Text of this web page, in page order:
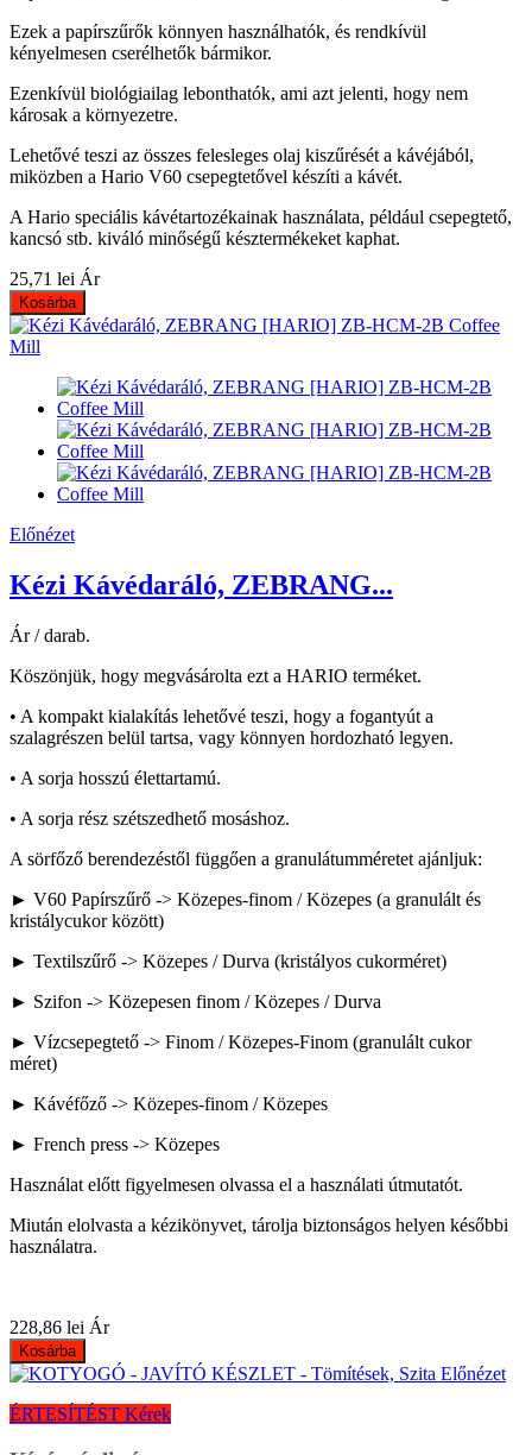
Ezek a papírszűrők könnyen használhatók, és rendkívül
kényelmesen cserélhetők bármikor.
Ezenkívül biológiailag lebonthatók, ami azt jelenti, hogy nem
károsak a környezetre.
Lehetővé teszi az összes felesleges olaj kiszűrését a kávéjából,
miközben a Hario V60 csepegtetővel készíti a kávét.
A Hario speciális kávétartozékainak használata, például csepegtető,
kancsó stb. kiváló minőségű késztermékeket kaphat.
25,71 lei Ár
Kosárba
Előnézet
Kézi Kávédaráló, ZEBRANG...
Ár / darab.
Köszönjük, hogy megvásárolta ezt a HARIO terméket.
• A kompakt kialakítás lehetővé teszi, hogy a fogantyút a
szalagrészen belül tartsa, vagy könnyen hordozható legyen.
• A sorja hosszú élettartamú.
• A sorja rész szétszedhető mosáshoz.
A sörfőző berendezéstől függően a granulátumméretet ajánljuk:
► V60 Papírszűrő -> Közepes-finom / Közepes (a granulált és
kristálycukor között)
► Textilszűrő -> Közepes / Durva (kristályos cukorméret)
► Szifon -> Közepesen finom / Közepes / Durva
► Vízcsepegtető -> Finom / Közepes-Finom (granulált cukor
méret)
► Kávéfőző -> Közepes-finom / Közepes
► French press -> Közepes
Használat előtt figyelmesen olvassa el a használati útmutatót.
Miután elolvasta a kézikönyvet, tárolja biztonságos helyen későbbi
használatra.
228,86 lei Ár
Kosárba
Előnézet
ÉRTESÍTÉST Kérek